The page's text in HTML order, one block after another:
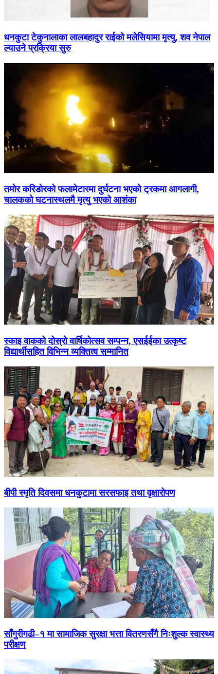
धनकुटा टेकुनालाका लालबहादुर राईको मलेसियामा मृत्यु, शव नेपाल
ल्याउने प्रक्रिया सुरु
तमोर करिडोरको फलामेटारमा दुर्घटना भएको ट्रकमा आगलागी,
चालकको घटनास्थलमै मृत्यु भएको आशंका
स्काइ वाकको दोस्रो वार्षिकोत्सव सम्पन्न, एसईईका उत्कृष्ट
विद्यार्थीसहित विभिन्न व्यक्तित्व सम्मानित
बीपी स्मृति दिवसमा धनकुटामा सरसफाइ तथा वृक्षारोपण
साँगुरीगढी–१ मा सामाजिक सुरक्षा भत्ता वितरणसँगै निःशुल्क स्वास्थ्य
परीक्षण